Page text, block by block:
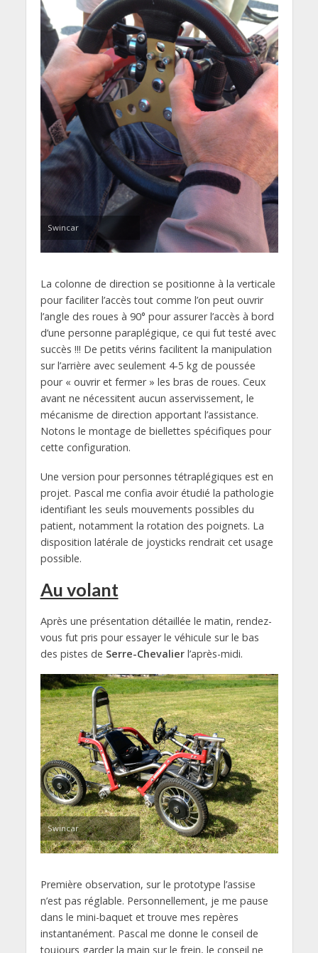
Swincar
La colonne de direction se positionne à la verticale
pour faciliter l’accès tout comme l’on peut ouvrir
l’angle des roues à 90° pour assurer l’accès à bord
d’une personne paraplégique, ce qui fut testé avec
succès !!! De petits vérins facilitent la manipulation
sur l’arrière avec seulement 4-5 kg de poussée
pour « ouvrir et fermer » les bras de roues. Ceux
avant ne nécessitent aucun asservissement, le
mécanisme de direction apportant l’assistance.
Notons le montage de biellettes spécifiques pour
cette configuration.
Une version pour personnes tétraplégiques est en
projet. Pascal me confia avoir étudié la pathologie
identifiant les seuls mouvements possibles du
patient, notamment la rotation des poignets. La
disposition latérale de joysticks rendrait cet usage
possible.
Au volant
Après une présentation détaillée le matin, rendez-
vous fut pris pour essayer le véhicule sur le bas
des pistes de Serre-Chevalierl’après-midi.
Swincar
Première observation, sur le prototype l’assise
n’est pas réglable. Personnellement, je me pause
dans le mini-baquet et trouve mes repères
instantanément. Pascal me donne le conseil de
toujours garder la main sur le frein, le conseil ne